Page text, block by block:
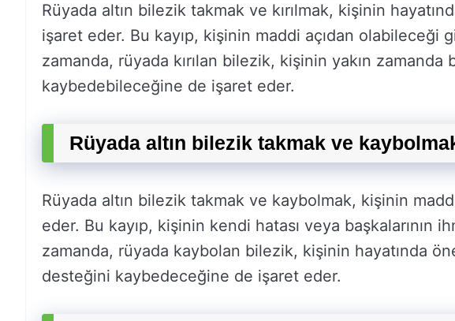
Rüyada altın bilezik takmak ve kırılmak, kişinin
işaret eder. Bu kayıp, kişinin maddi açıdan olabileceği
zamanda, rüyada kırılan bilezik, kişinin yakın zamanda
kaybedebileceğine de işaret eder.
Rüyada altın bilezik takmak ve
Rüyada altın bilezik takmak ve kaybolmak, kişinin
eder. Bu kayıp, kişinin kendi hatası veya başkalarının
zamanda, rüyada kaybolan bilezik, kişinin hayatında
desteğini kaybedeceğine de işaret eder.